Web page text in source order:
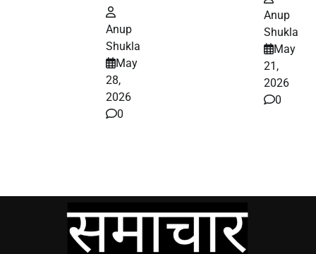
पर हुईं वायरल
Anup
Shukla
May
28,
2026
0
Anup
Shukla
May
21,
2026
0